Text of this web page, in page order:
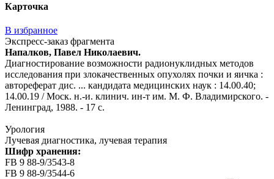
Карточка
В избранное
Экспресс-заказ фрагмента
Напалков, Павел Николаевич.
Диагностирование возможности радионуклидных методов
исследования при злокачественных опухолях почки и яичка :
автореферат дис. ... кандидата медицинских наук : 14.00.40;
14.00.19 / Моск. н.-и. клинич. ин-т им. М. Ф. Владимирского. -
Ленинград, 1988. - 17 с.
Урология
Лучевая диагностика, лучевая терапия
Шифр хранения:
FB 9 88-9/3543-8
FB 9 88-9/3544-6